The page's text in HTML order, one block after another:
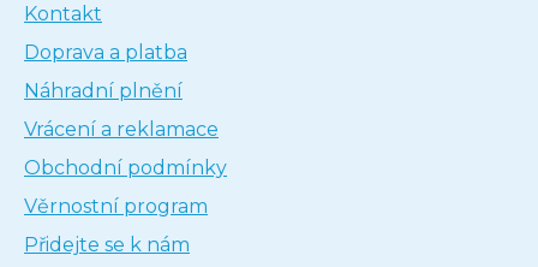
Kontakt
Doprava a platba
Náhradní plnění
Vrácení a reklamace
Obchodní podmínky
Věrnostní program
Přidejte se k nám